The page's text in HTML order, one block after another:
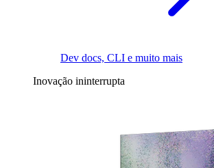
Dev docs, CLI e muito mais
Inovação ininterrupta